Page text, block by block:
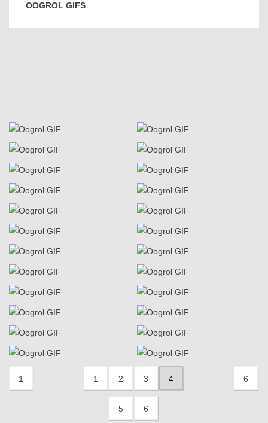
OOGROL GIFS
1 1 2 3 4
5 6
6